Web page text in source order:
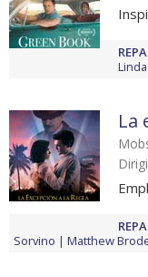
La
Sorvino
Matthew